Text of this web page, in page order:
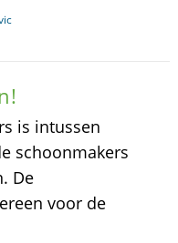
is intussen
schoonmakers
De
voor de